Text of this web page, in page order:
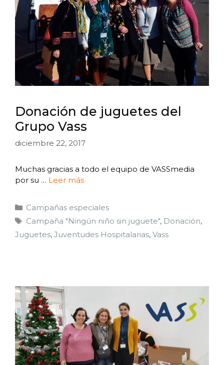
Donación de juguetes del
Grupo Vass
diciembre 22, 2017
Muchas gracias a todo el equipo de VASSmedia
por su … Leer más
Campañas especiales
Campaña "Ningún niño sin juguete", Donación,
Juguetes, Juventudes Hospitalarias, Vass